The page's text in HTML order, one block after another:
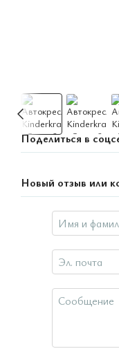
Поделиться в
Новый отзыв или